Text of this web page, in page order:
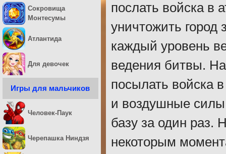
послать войска в
уничтожить
каждый уровень
ведения битвы.
посылать войска
и воздушные
базу за один раз.
некоторым
Сокровища
Монтесумы
Атлантида
Для девочек
Игры для мальчиков
Человек-Паук
Черепашка Ниндзя